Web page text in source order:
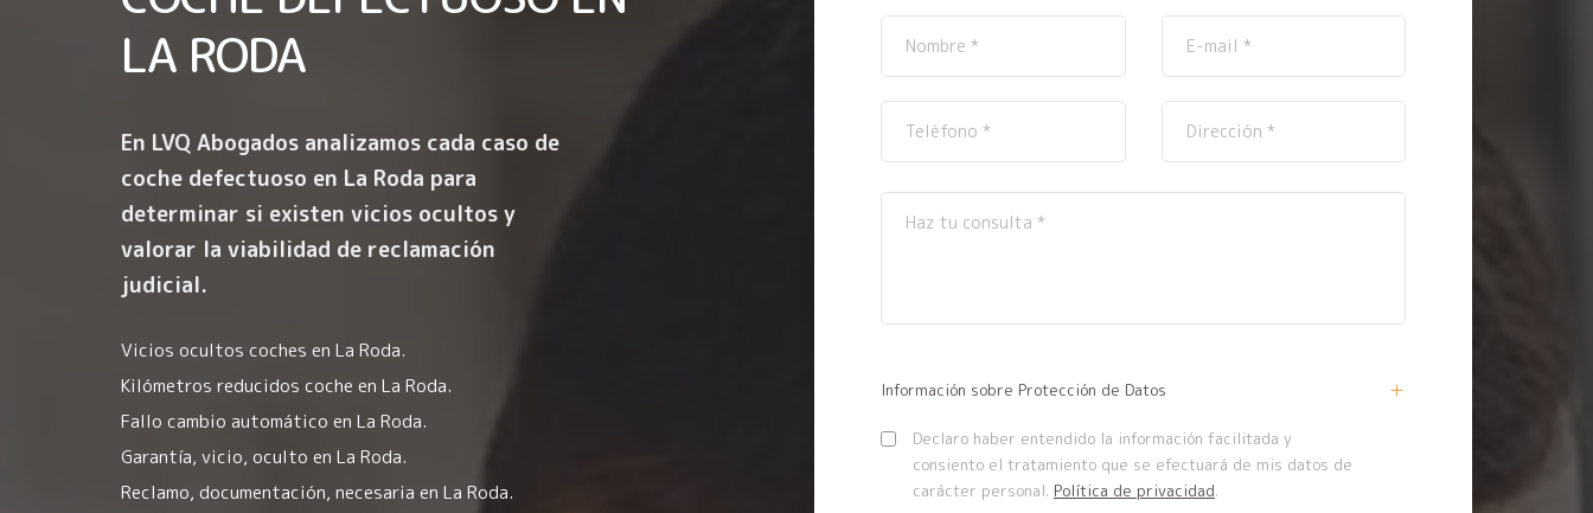
LA RODA
En LVQ Abogados analizamos cada caso de
coche defectuoso en La Roda para
determinar si existen vicios ocultos y
valorar la viabilidad de reclamación
judicial.
Vicios ocultos coches en La Roda.
Kilómetros reducidos coche en La Roda.
Fallo cambio automático en La Roda.
Garantía, vicio, oculto en La Roda.
Reclamo, documentación, necesaria en La Roda.
Información sobre Protección de Datos
Declaro haber entendido la información facilitada y
consiento el tratamiento que se efectuará de mis datos de
carácter personal. Política de privacidad.